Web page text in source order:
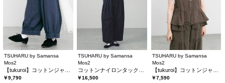
TSUHARU by Samansa
Mos2
￥9,790
TSUHARU by Samansa
Mos2
￥16,500
TSUHARU by Samansa
Mos2
￥7,590